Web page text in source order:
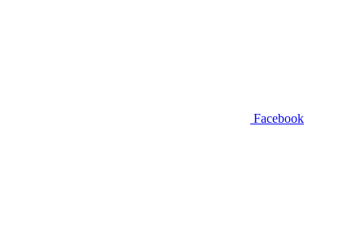
Facebook